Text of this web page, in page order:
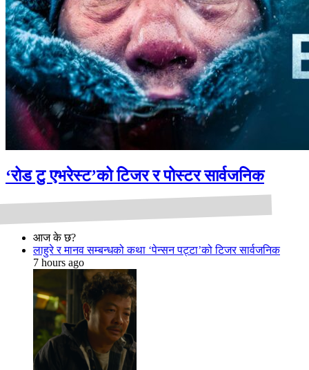
‘रोड टु एभरेस्ट’को टिजर र पोस्टर सार्वजनिक
आज के छ?
लाहुरे र मानव सम्बन्धको कथा ‘पेन्सन पट्टा’को टिजर सार्वजनिक
7 hours ago